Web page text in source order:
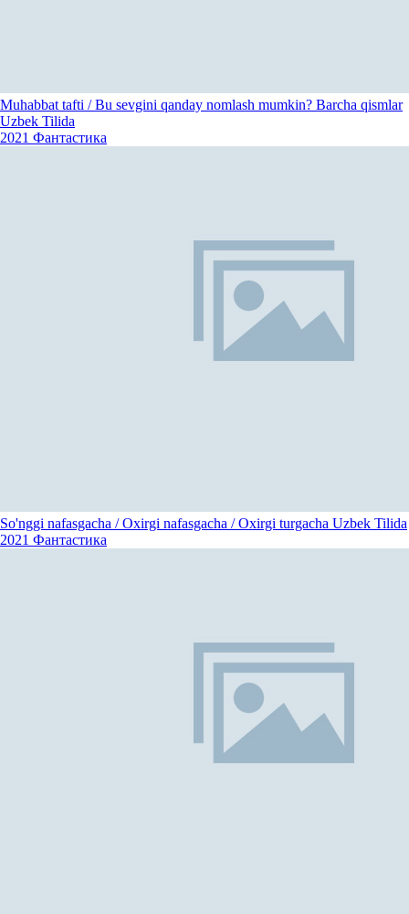
Muhabbat tafti / Bu sevgini qanday nomlash mumkin? Barcha qismlar
Uzbek Tilida
2021 Фантастика
So'nggi nafasgacha / Oxirgi nafasgacha / Oxirgi turgacha Uzbek Tilida
2021 Фантастика